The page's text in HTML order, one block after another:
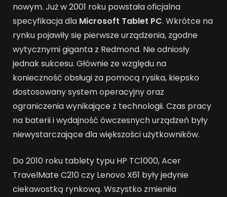
nowym. Już w 2001 roku powstała oficjalna
specyfikacja dla Microsoft Tablet PC. Wkrótce na
rynku pojawiły się pierwsze urządzenia, zgodne
wytycznymi giganta z Redmond. Nie odniosły
jednak sukcesu. Głównie ze względu na
konieczność obsługi za pomocą rysika, kiepsko
dostosowany system operacyjny oraz
ograniczenia wynikające z technologii. Czas pracy
na baterii i wydajność ówczesnych urządzeń były
niewystarczające dla większości użytkowników.
Do 2010 roku tablety typu HP TC1000, Acer
TravelMate C210 czy Lenovo X61 były jedynie
ciekawostką rynkową. Wszystko zmieniła